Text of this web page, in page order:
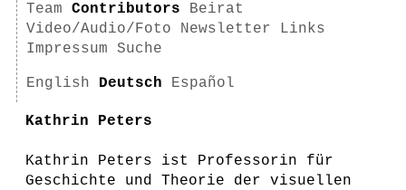
Team
Contributors
Beirat
Video/Audio/Foto
Newsletter
Links
Impressum
Suche
English Deutsch Español
Kathrin Peters
Kathrin Peters ist Professorin für
Geschichte und Theorie der visuellen